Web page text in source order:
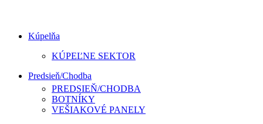
Kúpelňa
KÚPEĽNE SEKTOR
Predsieň/Chodba
PREDSIEŇ/CHODBA
BOTNÍKY
VEŠIAKOVÉ PANELY